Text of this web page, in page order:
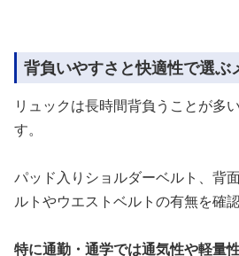
背負いやすさと快適性で選ぶ
リュックは長時間背負うことが多
す。
パッド入りショルダーベルト、背
ルトやウエストベルトの有無を確認
特に通勤・通学では通気性や軽量